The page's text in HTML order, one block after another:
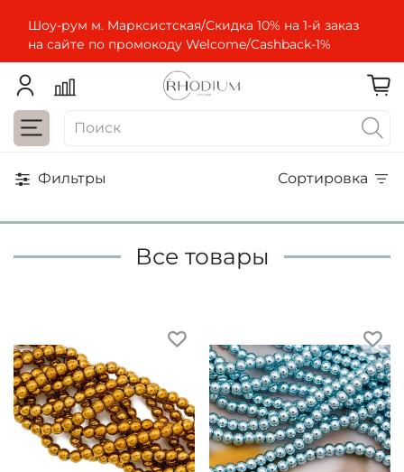
Шоу-рум м. Марксистская/Скидка 10% на 1-й заказ
на сайте по промокоду Welcome/Cashbaсk-1%
Фильтры Сортировка
Все товары